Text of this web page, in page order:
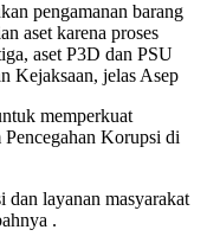
pengamanan barang
aset karena proses
aset P3D dan PSU
Kejaksaan, jelas Asep
memperkuat
Korupsi di
layanan masyarakat
.